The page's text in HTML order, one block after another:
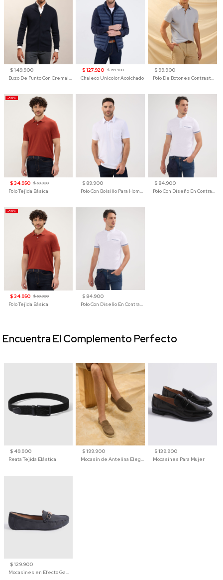
$ 149.900
$ 127.920 $ 159.900
Chaleco Unicolor Acolchado
$ 99.900
Polo De Botones Contraste Para Hombre
-50%
$ 34.950 $ 69.900
Polo Tejida Básica
$ 89.900
$ 84.900
-50%
$ 34.950 $ 69.900
Polo Tejida Básica
$ 84.900
$ 49.900
Reata Tejida Elástica
$ 199.900
Mocasín de Antelina Elegante con Suela de Contraste Para Hombre
$ 139.900
Mocasines Para Mujer
$ 129.900
Mocasines en Efecto Gamuzado Para Mujer
Encuentra El Complemento Perfecto